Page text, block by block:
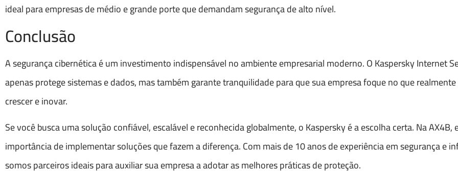
ideal para empresas de médio e grande porte que demandam segurança de alto nível.
Conclusão
A segurança cibernética é um investimento indispensável no ambiente empresarial moderno. O Kaspersky Internet
apenas protege sistemas e dados, mas também garante tranquilidade para que sua empresa foque no que
crescer e inovar.
Se você busca uma solução confiável, escalável e reconhecida globalmente, o Kaspersky é a escolha certa. Na
importância de implementar soluções que fazem a diferença. Com mais de 10 anos de experiência em segurança e
somos parceiros ideais para auxiliar sua empresa a adotar as melhores práticas de proteção.